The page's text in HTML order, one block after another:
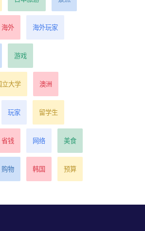
海外 海外玩家
游戏
立大学 澳洲
玩家 留学生
省钱 网络 美食
购物 韩国 预算